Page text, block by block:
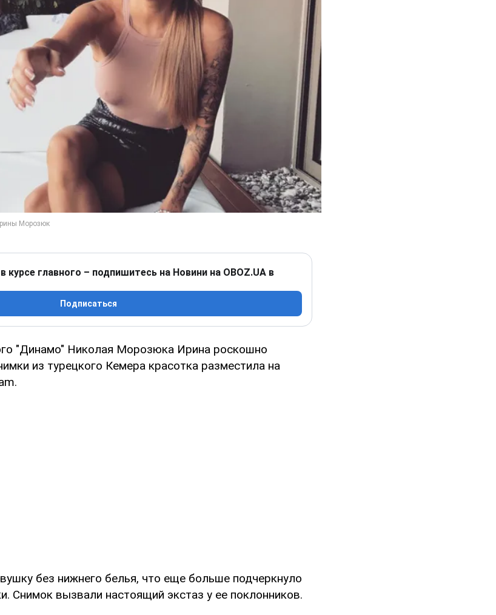
курсе главного – подпишитесь на Новини на OBOZ.UA в
Подписаться
"Динамо" Николая Морозюка Ирина роскошно
из турецкого Кемера красотка разместила на
без нижнего белья, что еще больше подчеркнуло
Снимок вызвали настоящий экстаз у ее поклонников.